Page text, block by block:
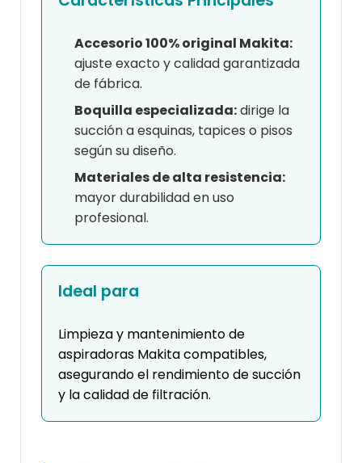
Accesorio 100% original Makita:
ajuste exacto y calidad garantizada
de fábrica.
Boquilla especializada:dirige la
succión a esquinas, tapices o pisos
según su diseño.
Materiales de alta resistencia:
mayor durabilidad en uso
profesional.
Ideal para
Limpieza y mantenimiento de
aspiradoras Makita compatibles,
asegurando el rendimiento de succión
y la calidad de filtración.